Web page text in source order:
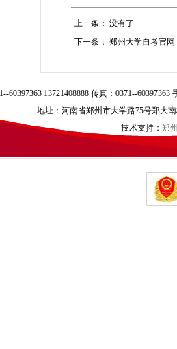
上一条： 没有了
下一条： 郑州大学自考官
60397363 13721408888 传真：0371--
地址：河南省郑州市大学路75号郑大
技术支持： 郑